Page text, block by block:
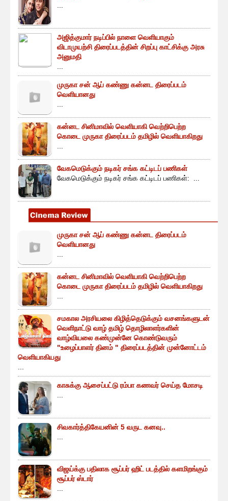
அஜித்குமார் நடிப்பில் நாளை வெளியாகும்
விடாமுயற்சி திரைப்படத்தின் சிறப்பு காட்சிக்கு அரசு
அனுமதி
முருகா சன் ஆப் கண்ணு கன்னட திரைப்படம்
வெளியானது
கன்னட சினிமாவில் வெளியாகி வெற்றிபெற்ற
கொடை முருகா திரைப்படம் தமிழில் வெளியாகிறது
வேகமெடுக்கும் நடிகர் சங்க கட்டிடப் பணிகள்
வேகமெடுக்கும் நடிகர் சங்க கட்டிடப் பணிகள்: ...
முருகா சன் ஆப் கண்ணு கன்னட திரைப்படம்
வெளியானது
கன்னட சினிமாவில் வெளியாகி வெற்றிபெற்ற
கொடை முருகா திரைப்படம் தமிழில் வெளியாகிறது
சமகால அரசியலை கிழித்தெடுக்கும் வசனங்களுடன்
வெளிநாட்டு வாழ் தமிழ் தொழிலாளர்களின்
வாழ்வியலை கண்முன்னே கொண்டுவரும்
"உழைப்பாளர் தினம் " திரைப்படத்தின் முன்னோட்டம்
வெளியாகியது
காசுக்கு ஆசைப்பட்டு ரம்பா கணவர் செய்த மோசடி
சிவகார்த்திகேயனின் 5 வருட கனவு..
விஜய்க்கு பதிலாக சூப்பர் ஹிட் படத்தில் களமிறங்கும்
சூப்பர் ஸ்டார்